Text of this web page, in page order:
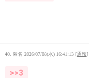
40. 匿名 2026/07/08(水) 16:41:13 [通報]
>>3